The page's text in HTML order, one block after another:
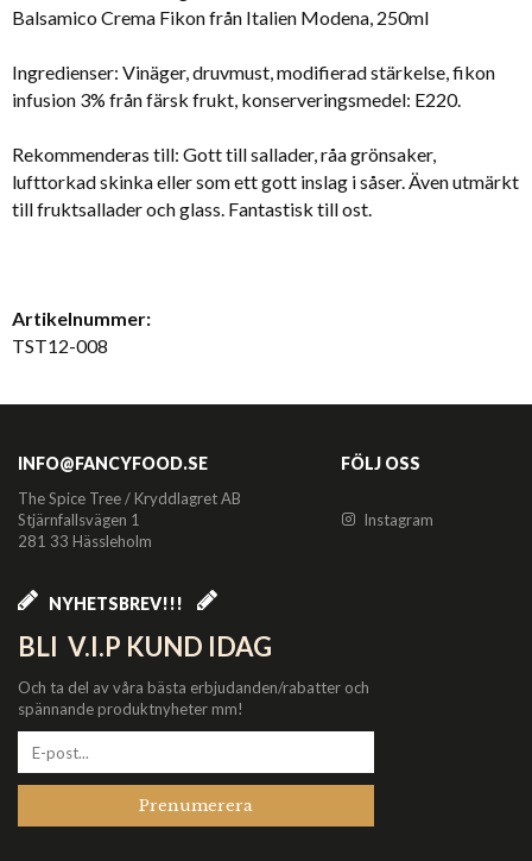
Balsamico Crema Fikon från Italien Modena, 250ml
Ingredienser: Vinäger, druvmust, modifierad stärkelse, fikon
infusion 3% från färsk frukt, konserveringsmedel: E220.
Rekommenderas till: Gott till sallader, råa grönsaker,
lufttorkad skinka eller som ett gott inslag i såser. Även utmärkt
till fruktsallader och glass. Fantastisk till ost.
Artikelnummer:
TST12-008
INFO@FANCYFOOD.SE
The Spice Tree / Kryddlagret AB
Stjärnfallsvägen 1
281 33 Hässleholm
FÖLJ OSS
Instagram
NYHETSBREV!!!
BLI V.I.P KUND IDAG
Och ta del av våra bästa erbjudanden/rabatter och
spännande produktnyheter mm!
Prenumerera